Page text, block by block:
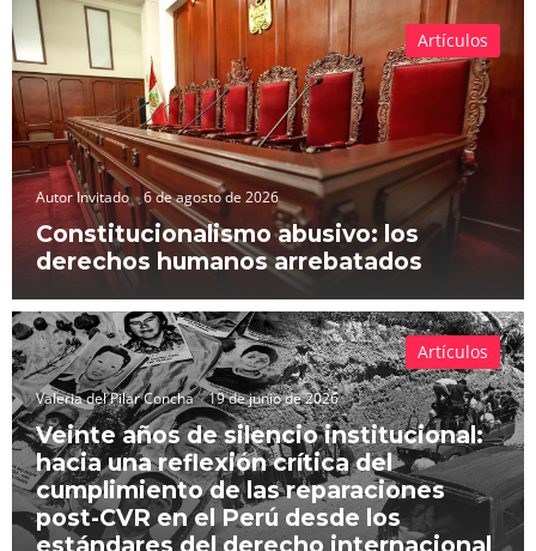
Autor Invitado 6 de agosto de 2026
Constitucionalismo abusivo: los
derechos humanos arrebatados
Artículos
Valeria del Pilar Concha 19 de junio de 2026
Veinte años de silencio institucional:
hacia una reflexión crítica del
cumplimiento de las reparaciones
post-CVR en el Perú desde los
Artículos